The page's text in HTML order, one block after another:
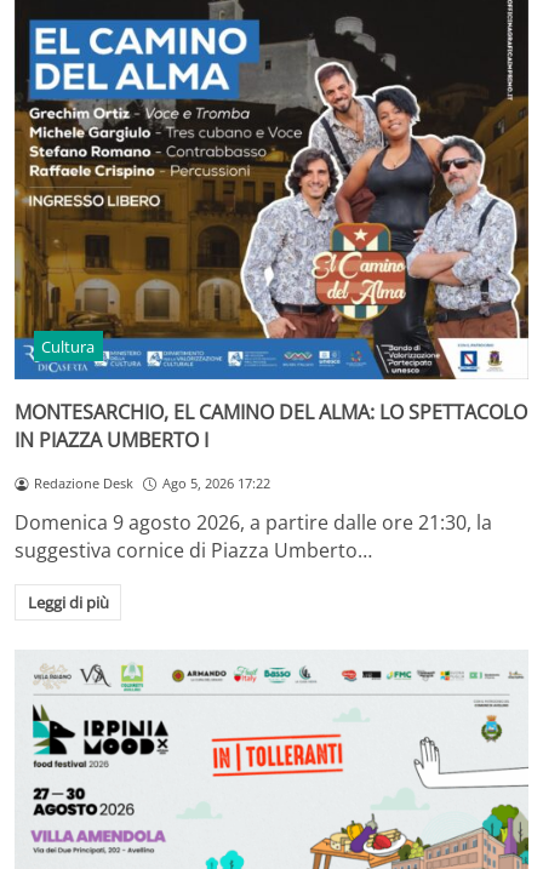
Cultura
MONTESARCHIO, EL CAMINO DEL ALMA: LO SPETTACOLO
IN PIAZZA UMBERTO I
Redazione Desk Ago 5, 2026 17:22
Domenica 9 agosto 2026, a partire dalle ore 21:30, la
suggestiva cornice di Piazza Umberto…
Leggi di più